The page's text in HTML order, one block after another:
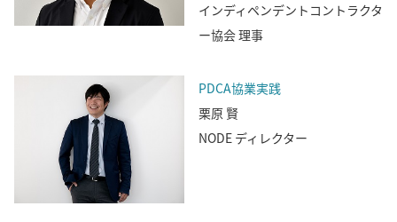
インディペンデントコントラクタ
ー協会 理事
PDCA協業実践
栗原 賢
NODE ディレクター